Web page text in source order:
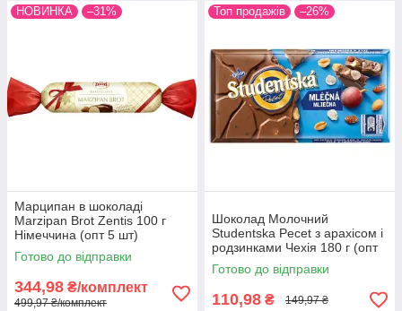
НОВИНКА –31%
Марципан в шоколаді
Marzipan Brot Zentis 100 г
Німеччина (опт 5 шт)
Готово до відправки
344,98 ₴/комплект
499,97 ₴/комплект
Топ продажів –26%
Шоколад Молочний
Studentska Pecet з арахісом і
родзинками Чехія 180 г (опт
5 шт)
Готово до відправки
110,98 ₴ 149,97 ₴